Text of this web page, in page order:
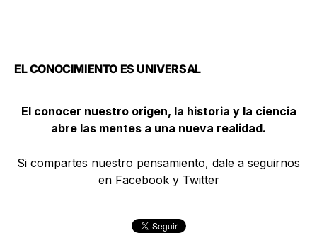
EL CONOCIMIENTO ES UNIVERSAL
El conocer nuestro origen, la historia y la ciencia
abre las mentes a una nueva realidad.
Si compartes nuestro pensamiento, dale a seguirnos
en Facebook y Twitter